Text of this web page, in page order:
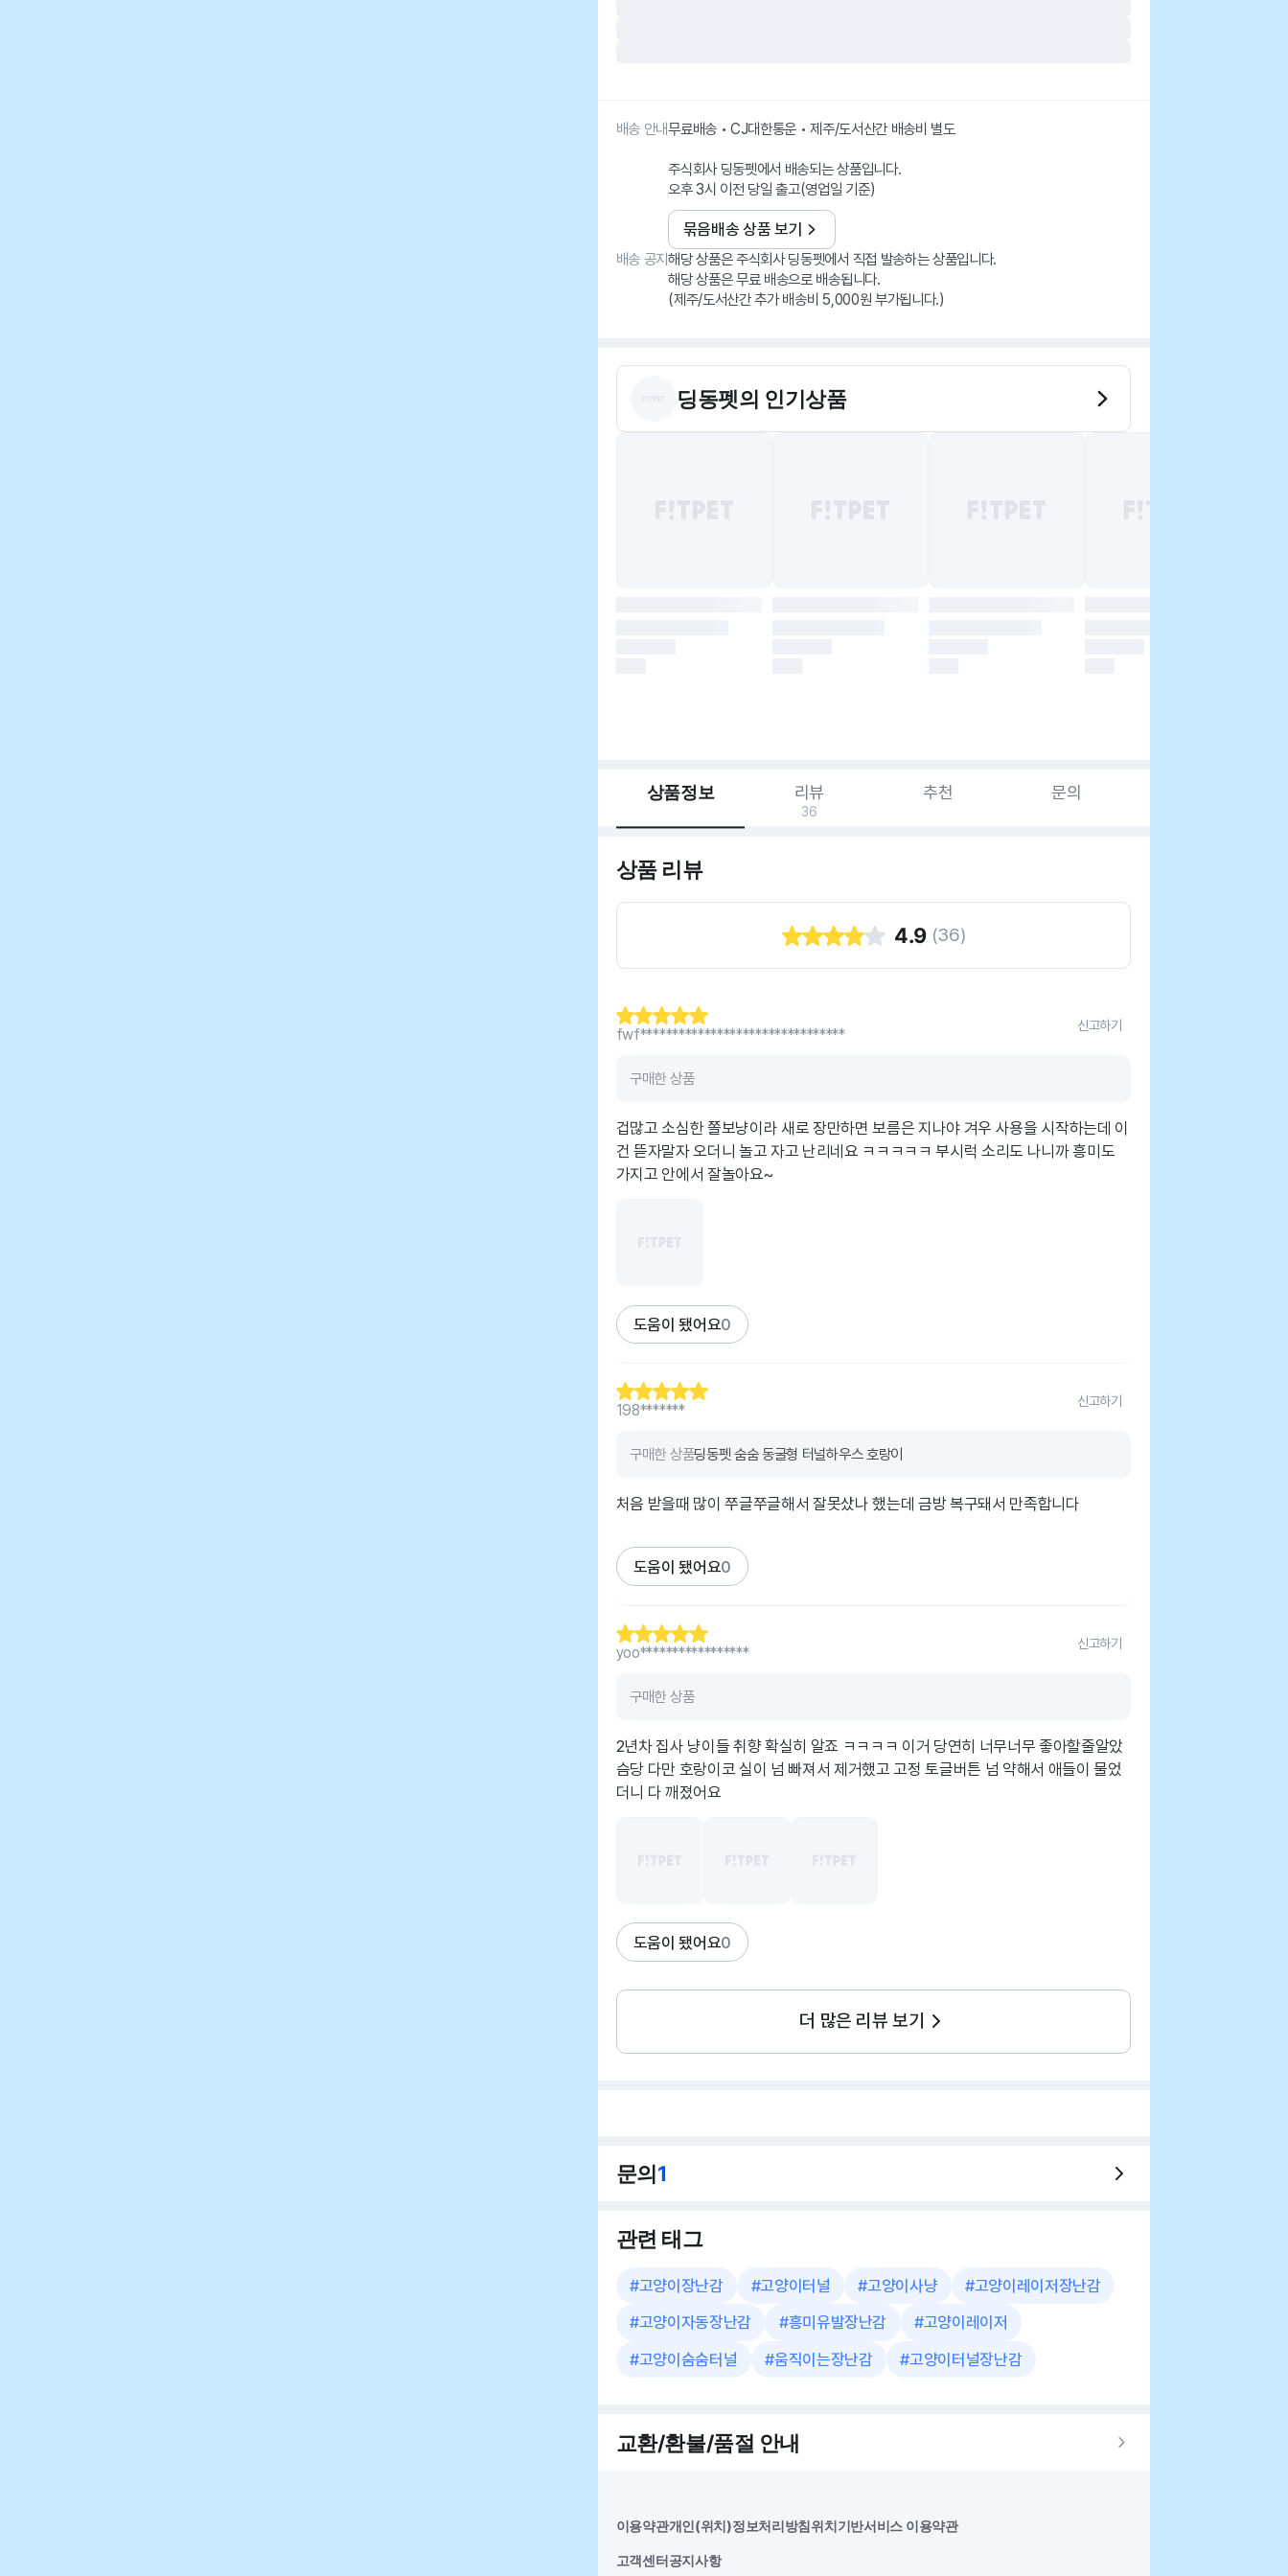
배송 안내무료배송 • CJ대한통운 • 제주/도서산간 배송비 별도
주식회사 딩동펫에서 배송되는 상품입니다.
오후 3시 이전 당일 출고(영업일 기준)
묶음배송 상품 보기
배송 공지해당 상품은 주식회사 딩동펫에서 직접 발송하는 상품입니다.
해당 상품은 무료 배송으로 배송됩니다.
딩동펫의 인기상품
상품정보 리뷰
36
추천 문의
상품 리뷰
4.9 (36)
fwf********************************
신고하기
구매한 상품
겁많고 소심한 쫄보냥이라 새로 장만하면 보름은 지나야 겨우 사용을 시작하는데 이
건 뜯자말자 오더니 놀고 자고 난리네요 ㅋㅋㅋㅋㅋ 부시럭 소리도 나니까 흥미도
가지고 안에서 잘놀아요~
도움이 됐어요0
198*******
신고하기
구매한 상품딩동펫 숨숨 동굴형 터널하우스 호랑이
처음 받을때 많이 쭈글쭈글해서 잘못샀나 했는데 금방 복구돼서 만족합니다
도움이 됐어요0
yoo*****************
신고하기
구매한 상품
2년차 집사 냥이들 취향 확실히 알죠 ㅋㅋㅋㅋ 이거 당연히 너무너무 좋아할줄알았
슴당 다만 호랑이코 실이 넘 빠져서 제거했고 고정 토글버튼 넘 약해서 애들이 물었
더니 다 깨졌어요
도움이 됐어요0
더 많은 리뷰 보기
문의1
관련 태그
#고양이장난감 #고양이터널 #고양이사냥 #고양이레이저장난감
#고양이자동장난감 #흥미유발장난감 #고양이레이저
#고양이숨숨터널 #움직이는장난감 #고양이터널장난감
교환/환불/품절 안내
이용약관개인(위치)정보처리방침위치기반서비스 이용약관
고객센터공지사항